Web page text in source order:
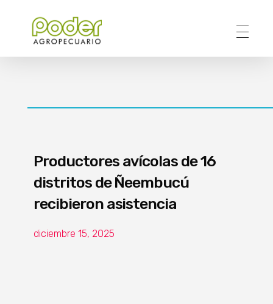
Productores avícolas de 16
distritos de Ñeembucú
recibieron asistencia
diciembre 15, 2025